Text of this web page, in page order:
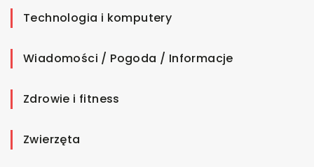
Technologia i komputery
Wiadomości / Pogoda / Informacje
Zdrowie i fitness
Zwierzęta